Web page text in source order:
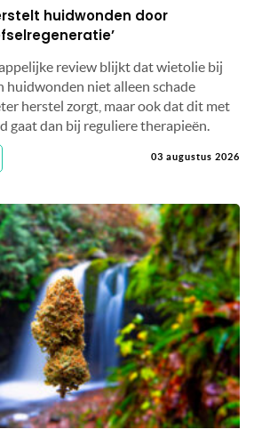
huidwonden door
review blijkt dat wietolie bij
huidwonden niet alleen schade
herstel zorgt, maar ook dat dit met
gaat dan bij reguliere therapieën.
03 augustus 2026